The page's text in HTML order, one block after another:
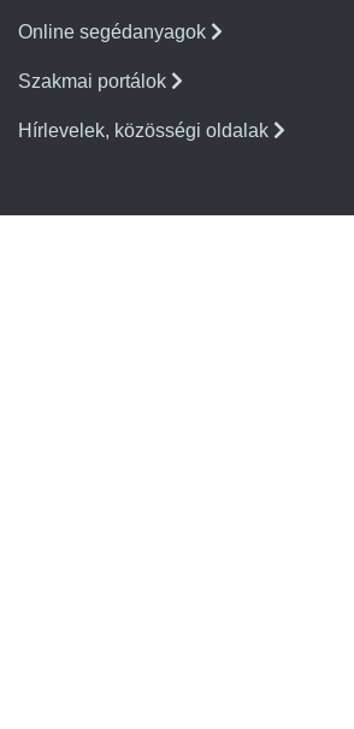
Online segédanyagok
Szakmai portálok
Hírlevelek, közösségi oldalak